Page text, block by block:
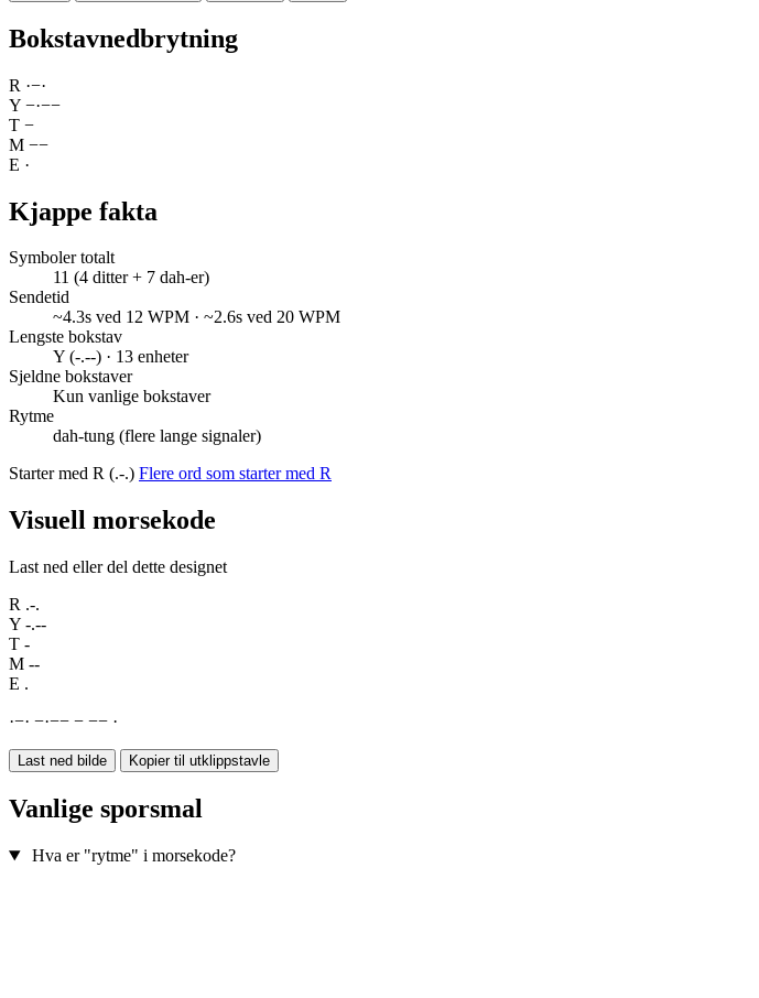
Bokstavnedbrytning
R ·−·
Y −·−−
T −
M −−
E ·
Kjappe fakta
Symboler totalt
11 (4 ditter + 7 dah-er)
Sendetid
~4.3s ved 12 WPM · ~2.6s ved 20 WPM
Lengste bokstav
Y (-.--) · 13 enheter
Sjeldne bokstaver
Kun vanlige bokstaver
Rytme
dah-tung (flere lange signaler)
Starter med R (.-.) Flere ord som starter med R
Visuell morsekode
Last ned eller del dette designet
R .-.
Y -.--
T -
M --
E .
·−· −·−− − −− ·
Last ned bilde Kopier til utklippstavle
Vanlige sporsmal
Hva er "rytme" i morsekode?